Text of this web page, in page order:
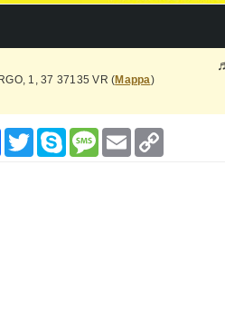
1, 37 37135 VR (Mappa)
Facebook
TwitterSkypeMessage
Email